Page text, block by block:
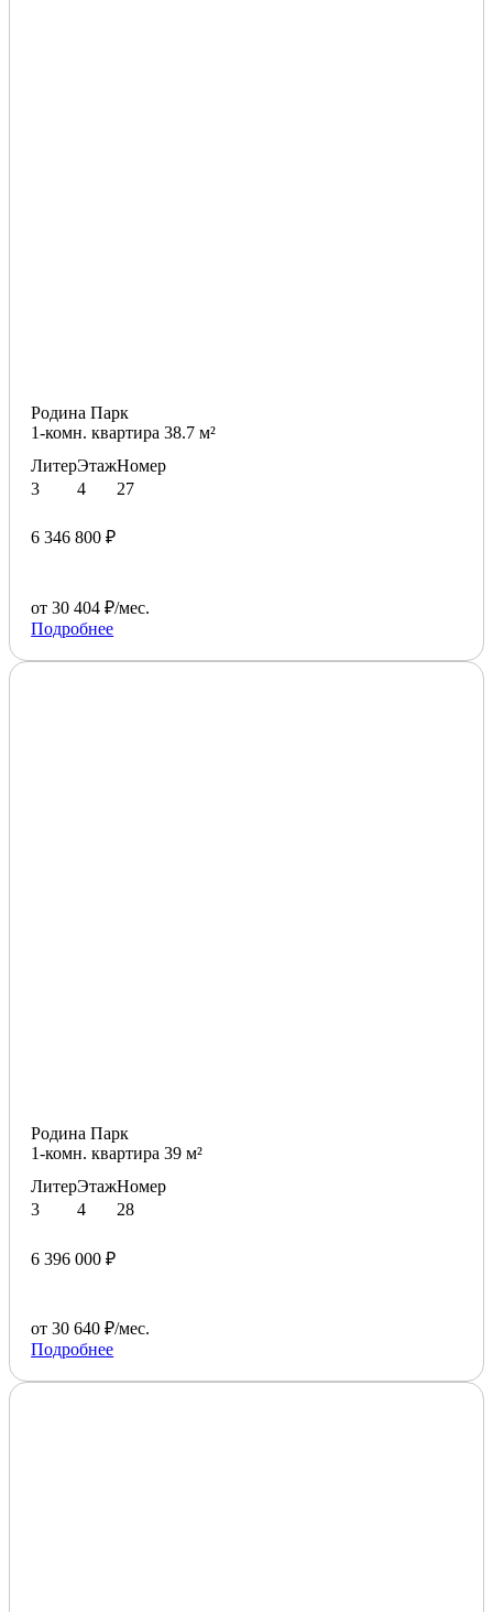
Родина Парк
1-комн. квартира 38.7 м²
Литер
3
Этаж
4
Номер
27
6 346 800 ₽
от 30 404 ₽/мес.
Подробнее
Родина Парк
1-комн. квартира 39 м²
Литер
3
Этаж
4
Номер
28
6 396 000 ₽
от 30 640 ₽/мес.
Подробнее